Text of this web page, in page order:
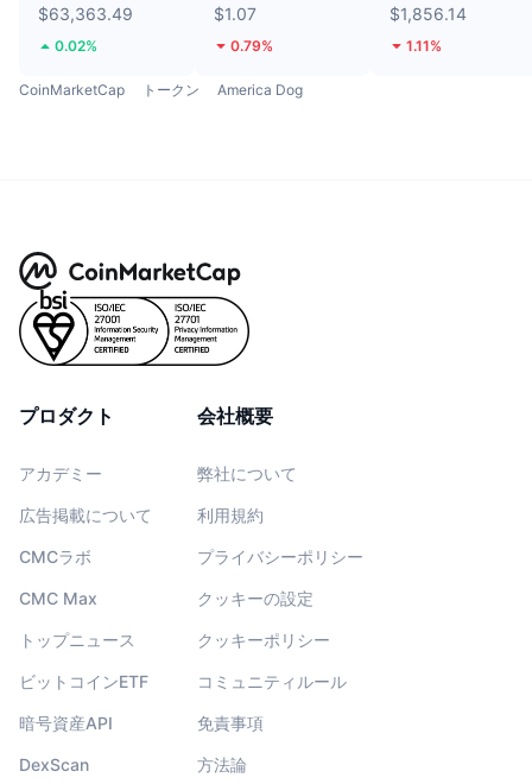
$63,363.49
0.02%
$1.07
0.79%
$1,856.14
1.11%
CoinMarketCap トークン America Dog
プロダクト
アカデミー
広告掲載について
CMCラボ
CMC Max
トップニュース
ビットコインETF
暗号資産API
DexScan
会社概要
弊社について
利用規約
プライバシーポリシー
クッキーの設定
クッキーポリシー
コミュニティルール
免責事項
方法論